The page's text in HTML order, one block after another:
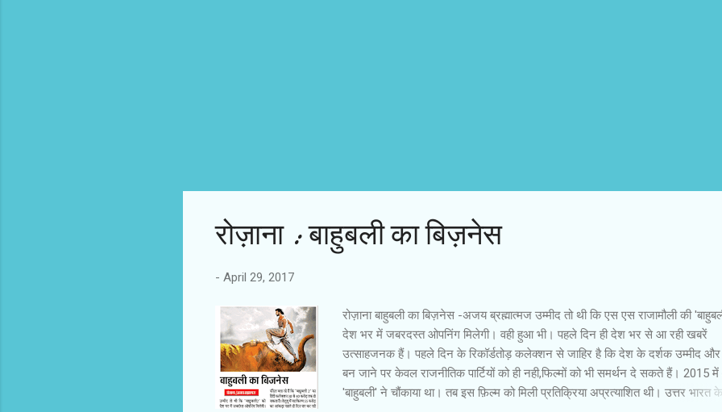
रोज़ाना : बाहुबली का बिज़नेस
- April 29, 2017
रोज़ाना बाहुबली का बिज़नेस -अजय ब्रह्मात्मज उम्मीद तो थी कि एस एस राजामौली की
देश भर में जबरदस्त ओपनिंग मिलेगी। वही हुआ भी। पहले दिन ही देश भर से आ रही खबरें
उत्साहजनक हैं। पहले दिन के रिकॉर्डतोड़ कलेक्शन से जाहिर है कि देश के दर्शक उम्मीद और
बन जाने पर केवल राजनीतिक पार्टियों को ही नही,फिल्मों को भी समर्थन दे सकते हैं। 2015
'बाहुबली' ने चौंकाया था। तब इस फ़िल्म को मिली प्रतिक्रिया अप्रत्याशित थी। उत्तर भारत